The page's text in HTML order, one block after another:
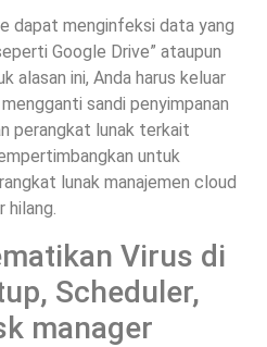
dapat menginfeksi data yang
Google Drive” ataupun
alasan ini, Anda harus keluar
sandi penyimpanan
perangkat lunak terkait
untuk
lunak manajemen cloud
hilang.
Virus di
Scheduler,
manager